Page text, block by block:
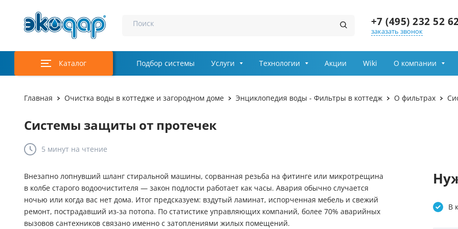
Поиск +7 (495) 232 52
Заказ звонка
Я принимаю условия
передачи информации
заказать звонок
Каталог
Обеззараживание воды
Комплектующие
Инженерная сантехника Rehau
Осветление и сорбция
Осветительные фильтры
Очистка воды из колодца
Подбор системы Услуги Технологии Акции Wiki О компании
Главная Очистка воды в коттедже и загородном доме Энциклопедия воды - Фильтры в коттедж О фильтрах
Системы защиты от протечек
5 минут на чтение
Внезапно лопнувший шланг стиральной машины, сорванная резьба на фитинге или микротрещина
в колбе старого водоочистителя — закон подлости работает как часы. Авария обычно случается
ночью или когда вас нет дома. Итог предсказуем: вздутый ламинат, испорченная мебель и свежий
ремонт, пострадавший из-за потопа. По статистике управляющих компаний, более 70% аварийных
вызовов сантехников связано именно с затоплениями жилых помещений.
В